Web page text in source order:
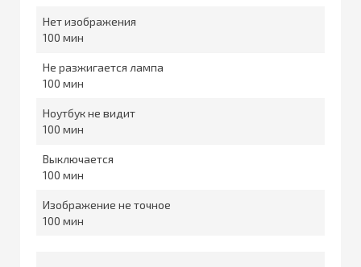
Нет изображения
100
Не разжигается лампа
100
Ноутбук не видит
100
Выключается
100
Изображение не точное
100